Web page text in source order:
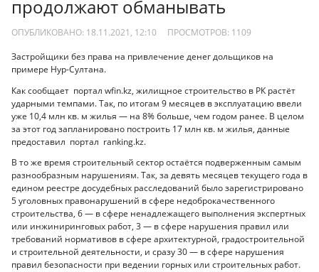
продолжают обманывать
ОПУБЛИКОВАНО: 18.11.2021, 12:10 ПРОСМОТРОВ: 1109
Застройщики без права на привлечение денег дольщиков на
примере Нур-Султана.
Как сообщает портал wfin.kz, жилищное строительство в РК растёт
ударными темпами. Так, по итогам 9 месяцев в эксплуатацию ввели
уже 10,4 млн кв. м жилья — на 8% больше, чем годом ранее. В целом
за этот год запланировано построить 17 млн кв. м жилья, данные
предоставил портал ranking.kz.
В то же время строительный сектор остаётся подверженным самым
разнообразным нарушениям. Так, за девять месяцев текущего года в
едином реестре досудебных расследований было зарегистрировано
5 уголовных правонарушений в сфере недоброкачественного
строительства, 6 — в сфере ненадлежащего выполнения экспертных
или инжиниринговых работ, 3 — в сфере нарушения правил или
требований нормативов в сфере архитектурной, градостроительной
и строительной деятельности, и сразу 30 — в сфере нарушения
правил безопасности при ведении горных или строительных работ.